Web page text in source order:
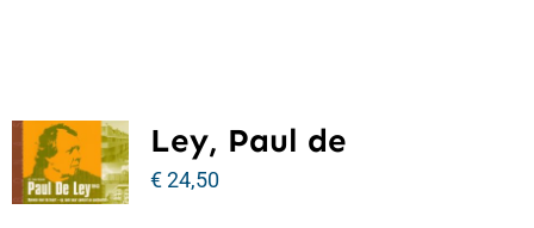
Ley, Paul de
€24,50